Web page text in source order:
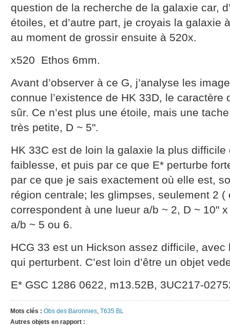
question de la recherche de la galaxie car,
étoiles, et d’autre part, je croyais la galaxie
au moment de grossir ensuite à 520x.
x520 Ethos 6mm.
Avant d’observer à ce G, j’analyse les
connue l’existence de HK 33D, le
sûr. Ce n’est plus une étoile, mais une
très petite, D ~ 5".
HK 33C est de loin la galaxie la plus difficile
faiblesse, et puis par ce que E* perturbe
par ce que je sais exactement où elle est,
région centrale; les glimpses, seulement 2 (
correspondent à une lueur a/b ~ 2, D ~ 10"
a/b ~ 5 ou 6.
HCG 33 est un Hickson assez difficile, avec
qui perturbent. C’est loin d’être un objet
E* GSC 1286 0622, m13.52B, 3UC217-
Mots clés : Obs des Baronnies, T635 BL
Autres objets en rapport :